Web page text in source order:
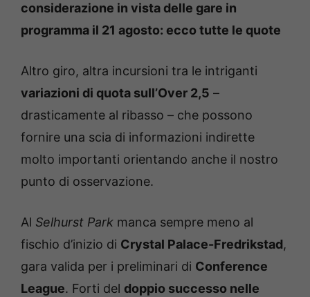
considerazione in vista delle gare in
programma il 21 agosto: ecco tutte le quote
Altro giro, altra incursioni tra le intriganti
variazioni di quota sull’Over 2,5 –
drasticamente al ribasso – che possono
fornire una scia di informazioni indirette
molto importanti orientando anche il nostro
punto di osservazione.
Al Selhurst Park manca sempre meno al
fischio d’inizio di Crystal Palace-Fredrikstad,
gara valida per i preliminari di Conference
League. Forti del doppio successo nelle